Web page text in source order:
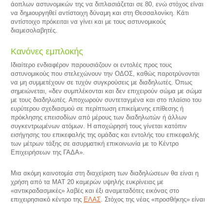
άοπλων αστυνομικών της να διπλασιάζεται σε 80, ενώ στόχος είναι
να δημιουργηθεί αντίστοιχη δύναμη και στη Θεσσαλονίκη. Κάτι
αντίστοιχο πρόκειται να γίνει και με τους αστυνομικούς
διαμεσολαβητές.
Κανόνες εμπλοκής
Ιδιαίτερο ενδιαφέρον παρουσιάζουν οι εντολές προς τους
αστυνομικούς που στελεχώνουν την ΟΔΟΣ, καθώς παροτρύνονται
να μη συμμετέχουν σε τυχόν συγκρούσεις με διαδηλωτές. Όπως
σημειώνεται, «δεν συμπλέκονται και δεν επιχειρούν σώμα με σώμα
με τους διαδηλωτές. Αποχωρούν συντεταγμένα και στο πλαίσιο του
ευρύτερου σχεδιασμού σε περίπτωση επικείμενης επίθεσης ή
πρόκλησης επεισοδίων από μέρους των διαδηλωτών ή άλλων
συγκεντρωμένων ατόμων. Η αποχώρησή τους γίνεται κατόπιν
εισήγησης του επικεφαλής της ομάδας και εντολής του επικεφαλής
των μέτρων τάξης σε ασυρματική επικοινωνία με το Κέντρο
Επιχειρήσεων της ΓΑΔΑ».
Μια ακόμη καινοτομία στη διαχείριση των διαδηλώσεων θα είναι η
χρήση από τα ΜΑΤ 20 καμερών υψηλής ευκρίνειας με
«αντικραδασμικές» λαβές και έξι αναμεταδότες εικόνας στο
επιχειρησιακό κέντρο της ΕΛΑΣ. Στόχος της νέας «προσθήκης» είναι